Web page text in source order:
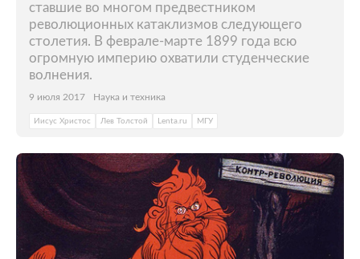
ставшие во многом предвестником
революционных катаклизмов следующего
столетия. В феврале-марте 1899 года всю
огромную империю охватили студенческие
волнения.
9 июля 2017 Наука и техника
Иисус Христос Лев Толстой Lenta.ru МГУ